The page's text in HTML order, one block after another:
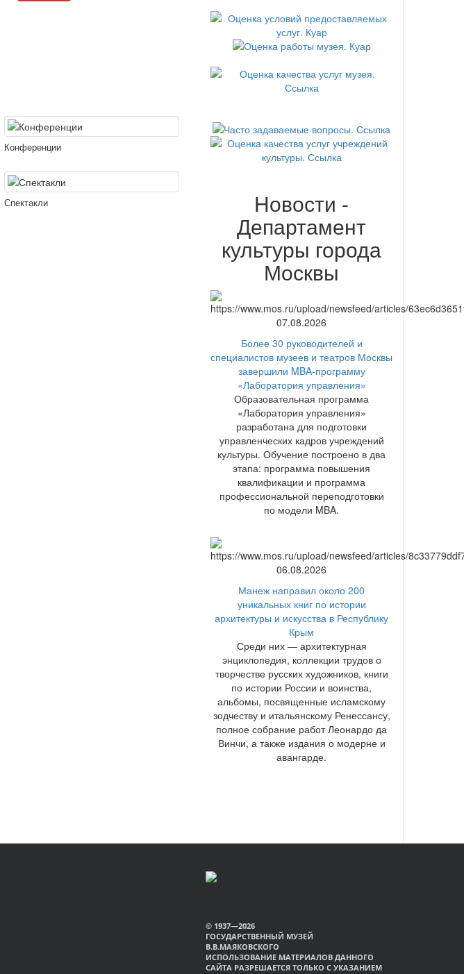
Конференции
Спектакли Новости -
Департамент
культуры города
Москвы
07.08.2026
Более 30 руководителей и
специалистов музеев и театров Москвы
завершили MBA-программу
«Лаборатория управления»
Образовательная программа
«Лаборатория управления»
разработана для подготовки
управленческих кадров учреждений
культуры. Обучение построено в два
этапа: программа повышения
квалификации и программа
профессиональной переподготовки
по модели MBA.
06.08.2026
Манеж направил около 200
уникальных книг по истории
архитектуры и искусства в Республику
Крым
Среди них — архитектурная
энциклопедия, коллекции трудов о
творчестве русских художников, книги
по истории России и воинства,
альбомы, посвященные исламскому
зодчеству и итальянскому Ренессансу,
полное собрание работ Леонардо да
Винчи, а также издания о модерне и
авангарде.
© 1937—2026
ГОСУДАРСТВЕННЫЙ МУЗЕЙ
В.В.МАЯКОВСКОГО
ИСПОЛЬЗОВАНИЕ МАТЕРИАЛОВ ДАННОГО
САЙТА РАЗРЕШАЕТСЯ ТОЛЬКО С УКАЗАНИЕМ